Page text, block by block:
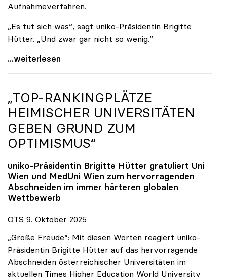
Aufnahmeverfahren.
„Es tut sich was“, sagt uniko-Präsidentin Brigitte
Hütter. „Und zwar gar nicht so wenig.“
Reges Interesse von US-Forscher:innen an
...weiterlesen
„TOP-RANKINGPLÄTZE
HEIMISCHER UNIVERSITÄTEN
GEBEN GRUND ZUM
OPTIMISMUS“
uniko-Präsidentin Brigitte Hütter gratuliert Uni
Wien und MedUni Wien zum hervorragenden
Abschneiden im immer härteren globalen
Wettbewerb
OTS 9. Oktober 2025
„Große Freude“: Mit diesen Worten reagiert uniko-
Präsidentin Brigitte Hütter auf das hervorragende
Abschneiden österreichischer Universitäten im
aktuellen Times Higher Education World University